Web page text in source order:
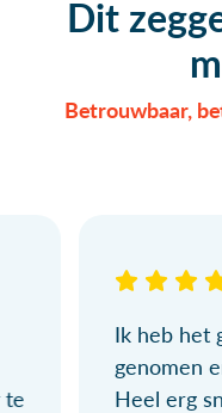
Dit
Betrouwbaar,
te
Ik heb het
genomen
Heel erg